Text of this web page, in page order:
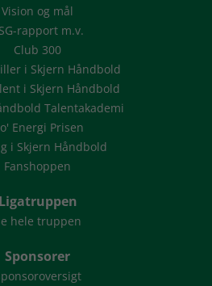
Vision og mål
rapport m.v.
Club 300
i Skjern Håndbold
i Skjern Håndbold
Talentakademi
Energi Prisen
i Skjern Håndbold
Fanshoppen
Ligatruppen
hele truppen
Sponsorer